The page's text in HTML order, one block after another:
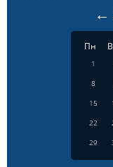
←
Пн
1
8
15
22
29